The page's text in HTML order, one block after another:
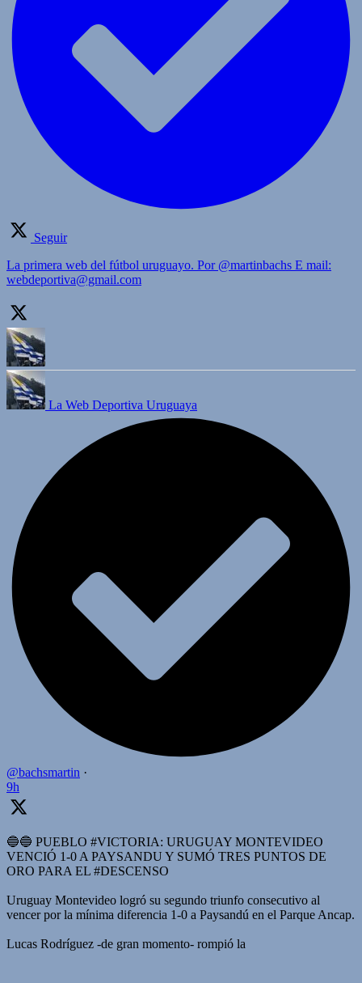
Seguir
La primera web del fútbol uruguayo. Por @martinbachs E mail:
webdeportiva@gmail.com
La Web Deportiva Uruguaya
@bachsmartin ·
9h
🔵🔵 PUEBLO #VICTORIA: URUGUAY MONTEVIDEO
VENCIÓ 1-0 A PAYSANDU Y SUMÓ TRES PUNTOS DE
ORO PARA EL #DESCENSO
Uruguay Montevideo logró su segundo triunfo consecutivo al
vencer por la mínima diferencia 1-0 a Paysandú en el Parque Ancap.
Lucas Rodríguez -de gran momento- rompió la